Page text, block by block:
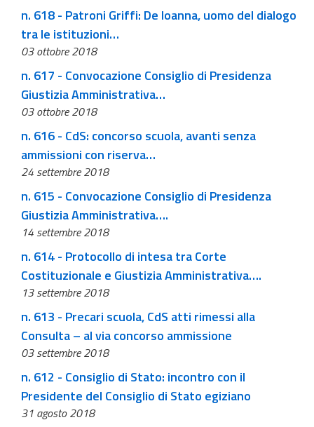
n. 618 - Patroni Griffi: De Ioanna, uomo del dialogo
tra le istituzioni…
03 ottobre 2018
n. 617 - Convocazione Consiglio di Presidenza
Giustizia Amministrativa…
03 ottobre 2018
n. 616 - CdS: concorso scuola, avanti senza
ammissioni con riserva…
24 settembre 2018
n. 615 - Convocazione Consiglio di Presidenza
Giustizia Amministrativa….
14 settembre 2018
n. 614 - Protocollo di intesa tra Corte
Costituzionale e Giustizia Amministrativa….
13 settembre 2018
n. 613 - Precari scuola, CdS atti rimessi alla
Consulta – al via concorso ammissione
03 settembre 2018
n. 612 - Consiglio di Stato: incontro con il
Presidente del Consiglio di Stato egiziano
31 agosto 2018